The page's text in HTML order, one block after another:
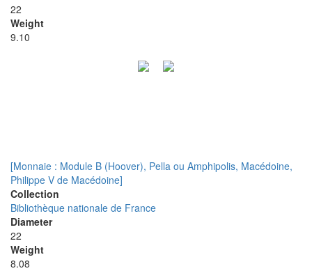
22
Weight
9.10
[Monnaie : Module B (Hoover), Pella ou Amphipolis, Macédoine,
Philippe V de Macédoine]
Collection
Bibliothèque nationale de France
Diameter
22
Weight
8.08